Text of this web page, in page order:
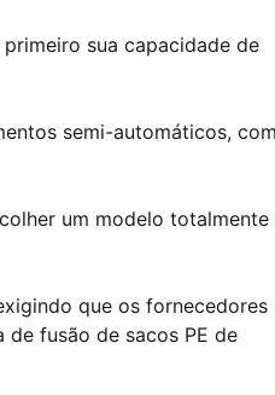
sua capacidade de
semi-automáticos,
um modelo totalmente
que os fornecedores
fusão de sacos PE de